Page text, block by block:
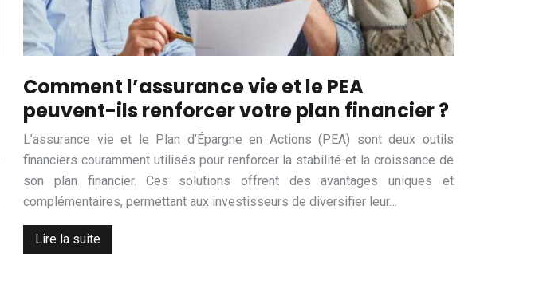
Comment l’assurance vie et le PEA
peuvent-ils renforcer votre plan financier ?
L’assurance vie et le Plan d’Épargne en Actions (PEA) sont deux outils
financiers couramment utilisés pour renforcer la stabilité et la croissance de
son plan financier. Ces solutions offrent des avantages uniques et
complémentaires, permettant aux investisseurs de diversifier leur…
Lire la suite